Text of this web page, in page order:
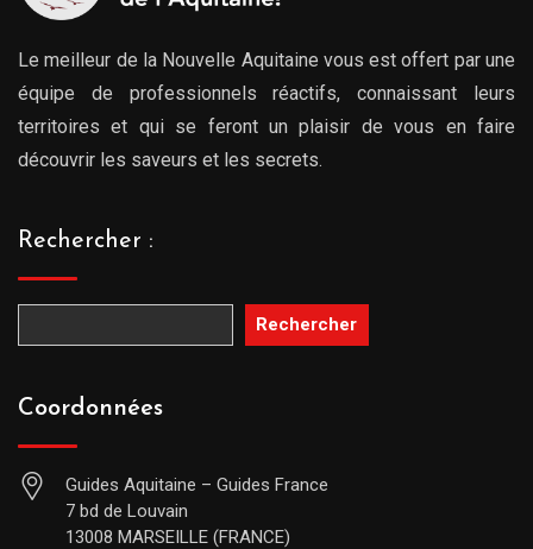
Le meilleur de la Nouvelle Aquitaine vous est offert par une
équipe de professionnels réactifs, connaissant leurs
territoires et qui se feront un plaisir de vous en faire
découvrir les saveurs et les secrets.
Rechercher :
Rechercher
Coordonnées
Guides Aquitaine – Guides France
7 bd de Louvain
13008 MARSEILLE (FRANCE)